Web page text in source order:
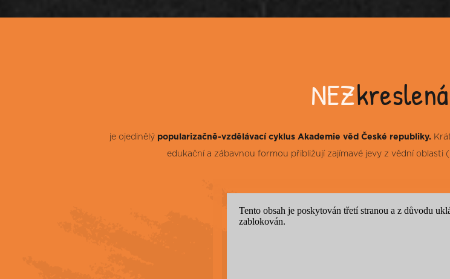
NEZ
je ojedinělý popularizačně-vzdělávací cyklus Akademie věd České republiky.
edukační a zábavnou formou přibližují zajímavé jevy z vědní